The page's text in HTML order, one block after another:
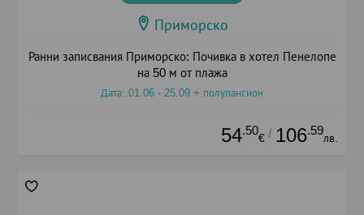
Приморско
Ранни записвания Приморско: Почивка в хотел Пенелопе
на 50 м от плажа
Дата: 01.06 - 25.09 + полупансион
54.50
€ / 106.59
лв.